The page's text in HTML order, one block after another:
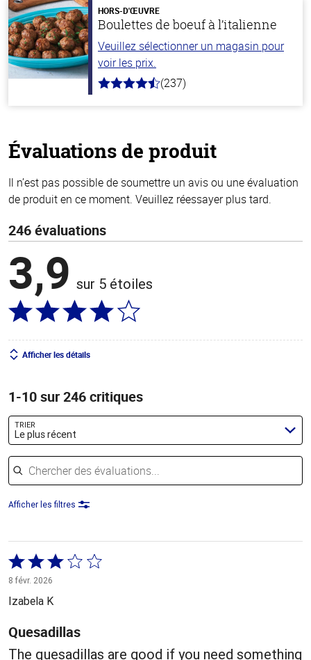
stars
HORS-D'ŒUVRE
Boulettes de boeuf à l’italienne
Veuillez sélectionner un magasin pour
voir les prix.
4.6
(237)
Évaluations de produit
Il n’est pas possible de soumettre un avis ou une évaluation
de produit en ce moment. Veuillez réessayer plus tard.
246 évaluations
3,9 sur 5 étoiles
Afficher les détails
1-10 sur 246 critiques
TRIER
Le plus récent
Chercher des évaluations
Afficher les filtres
Coté
3 sur
5
8 févr. 2026
Izabela K
Quesadillas
The quesadillas are good if you need something